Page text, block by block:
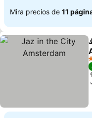
Mira precios de 11